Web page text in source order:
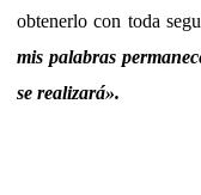
obtenerlo con toda
mis palabras
se realizará».